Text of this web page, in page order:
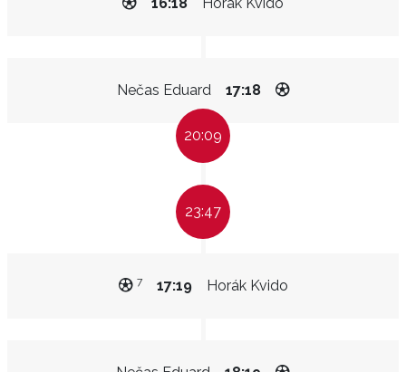
Nečas Eduard 17:18
20:09
23:47
Horák Kvido
17:19
7